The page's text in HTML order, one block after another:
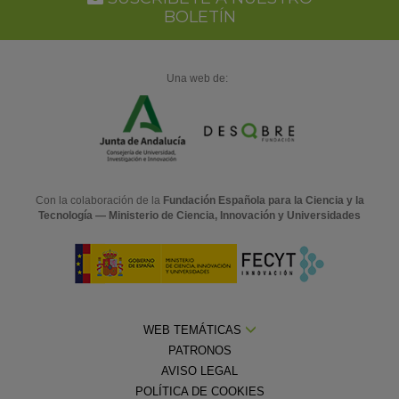
BOLETÍN
Una web de:
Con la colaboración de la Fundación Española para la Ciencia y la
Tecnología — Ministerio de Ciencia, Innovación y Universidades
WEB TEMÁTICAS
PATRONOS
AVISO LEGAL
POLÍTICA DE COOKIES